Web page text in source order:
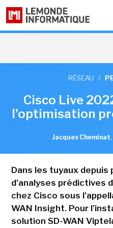
RÉSEAU /
Cisco Live
l'optimisation
Jacques Cheminat,
Dans les tuyaux depuis
d'analyses prédictives
chez Cisco sous
WAN Insight. Pour
solution SD-WAN